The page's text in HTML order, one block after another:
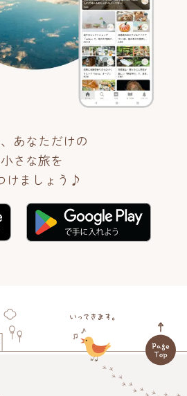
あなただけの
小さな旅を
けましょう♪